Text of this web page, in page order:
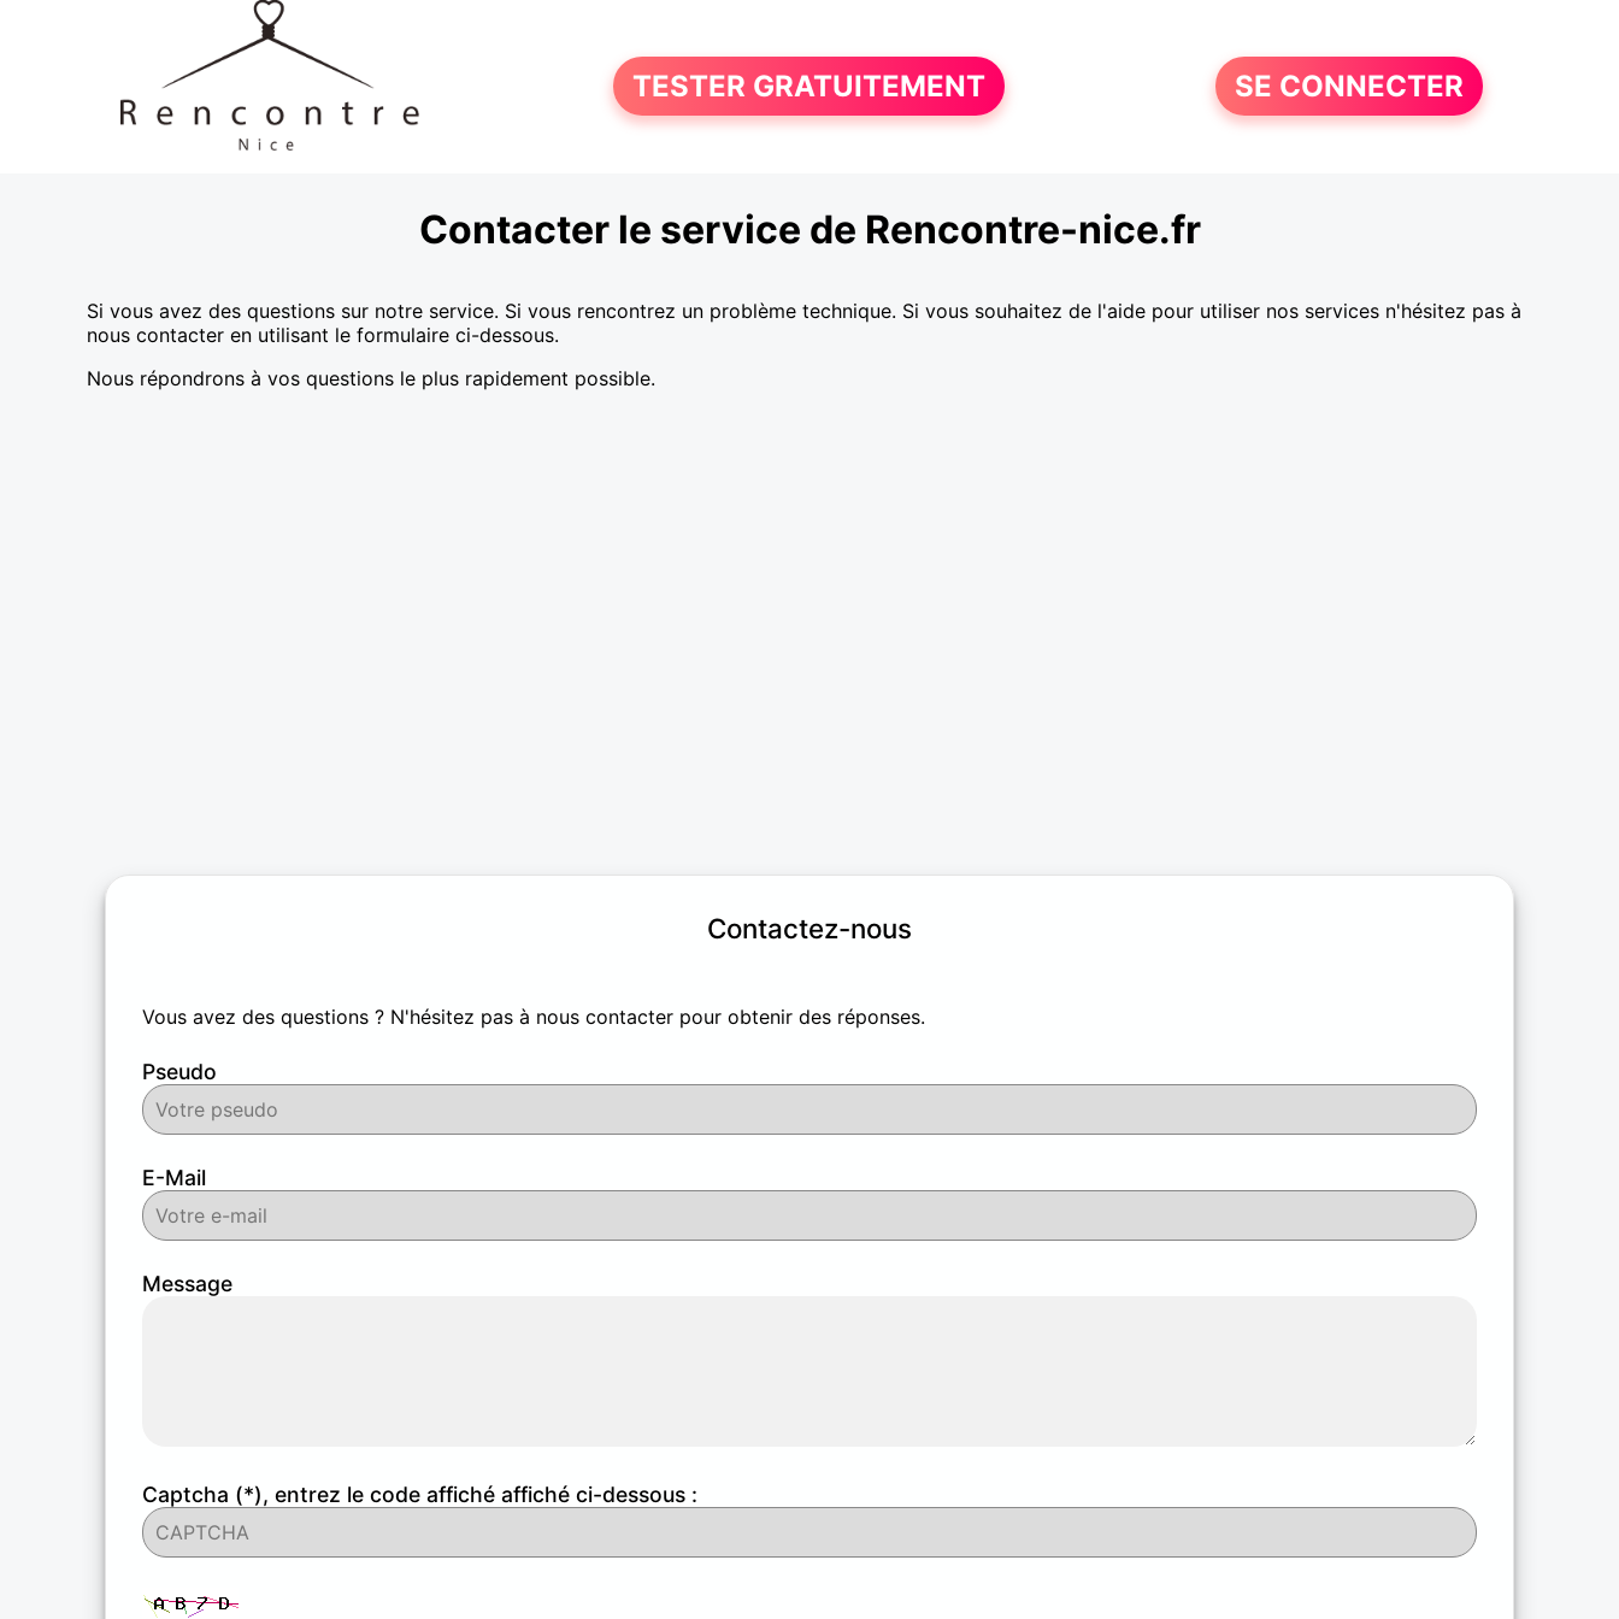
TESTER GRATUITEMENT SE CONNECTER
Contacter le service de Rencontre-nice.fr
Si vous avez des questions sur notre service. Si vous rencontrez un problème technique. Si vous souhaitez de l'aide pour utiliser nos services n'hésitez pas à
nous contacter en utilisant le formulaire ci-dessous.
Nous répondrons à vos questions le plus rapidement possible.
Contactez-nous
Vous avez des questions ? N'hésitez pas à nous contacter pour obtenir des réponses.
Pseudo
E-Mail
Message
Captcha (*), entrez le code affiché affiché ci-dessous :